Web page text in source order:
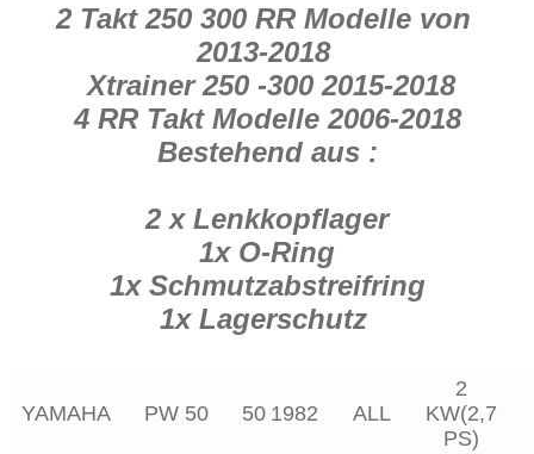
2 Takt 250 300 RR Modelle von
2013-2018
Xtrainer 250 -300 2015-2018
4 RR Takt Modelle 2006-2018
Bestehend aus :
2 x Lenkkopflager
1x O-Ring
1x Schmutzabstreifring
1x Lagerschutz
YAMAHA PW 50 50 1982 ALL
2
KW(2,7
PS)